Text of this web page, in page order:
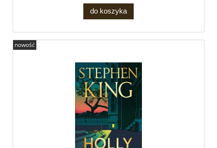
do koszyka
nowość